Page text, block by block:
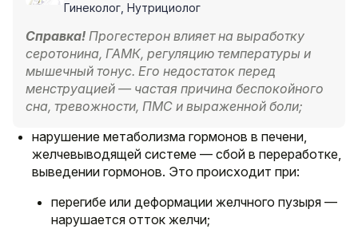
Гинеколог, Нутрициолог
Справка! Прогестерон влияет на выработку
серотонина, ГАМК, регуляцию температуры и
мышечный тонус. Его недостаток перед
менструацией — частая причина беспокойного
сна, тревожности, ПМС и выраженной боли;
нарушение метаболизма гормонов в печени,
желчевыводящей системе — сбой в переработке,
выведении гормонов. Это происходит при:
перегибе или деформации желчного пузыря —
нарушается отток желчи;